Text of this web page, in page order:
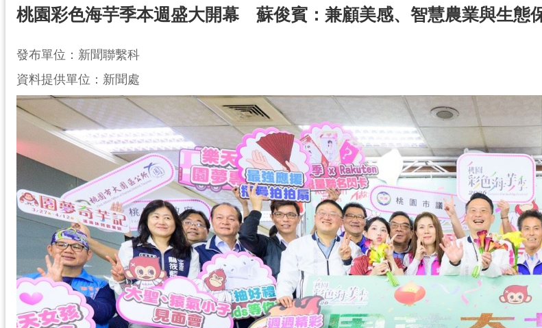
桃園彩色海芋季本週盛大開幕 蘇俊賓：兼顧美感、智慧農業與生態
發布單位：新聞聯繫科
資料提供單位：新聞處